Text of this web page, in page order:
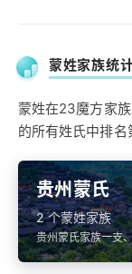
蒙姓家族统
蒙姓在23魔方家
的所有姓氏中排名
贵州蒙氏
2 个蒙姓家族
贵州蒙氏家族一支